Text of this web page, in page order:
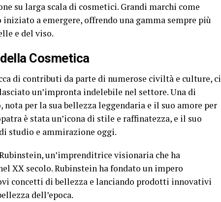
su larga scala di cosmetici. Grandi marchi come
iniziato a emergere, offrendo una gamma sempre più
e del viso.
Cosmetica
di contributi da parte di numerose civiltà e culture, ci
un’impronta indelebile nel settore. Una di
nota per la sua bellezza leggendaria e il suo amore per
è stata un’icona di stile e raffinatezza, e il suo
studio e ammirazione oggi.
un’imprenditrice visionaria che ha
XX secolo. Rubinstein ha fondato un impero
concetti di bellezza e lanciando prodotti innovativi
dell’epoca.